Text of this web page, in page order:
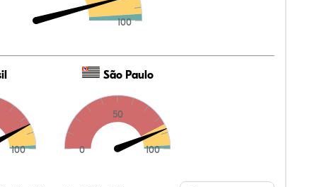
100
100
São Paulo
0
50
100